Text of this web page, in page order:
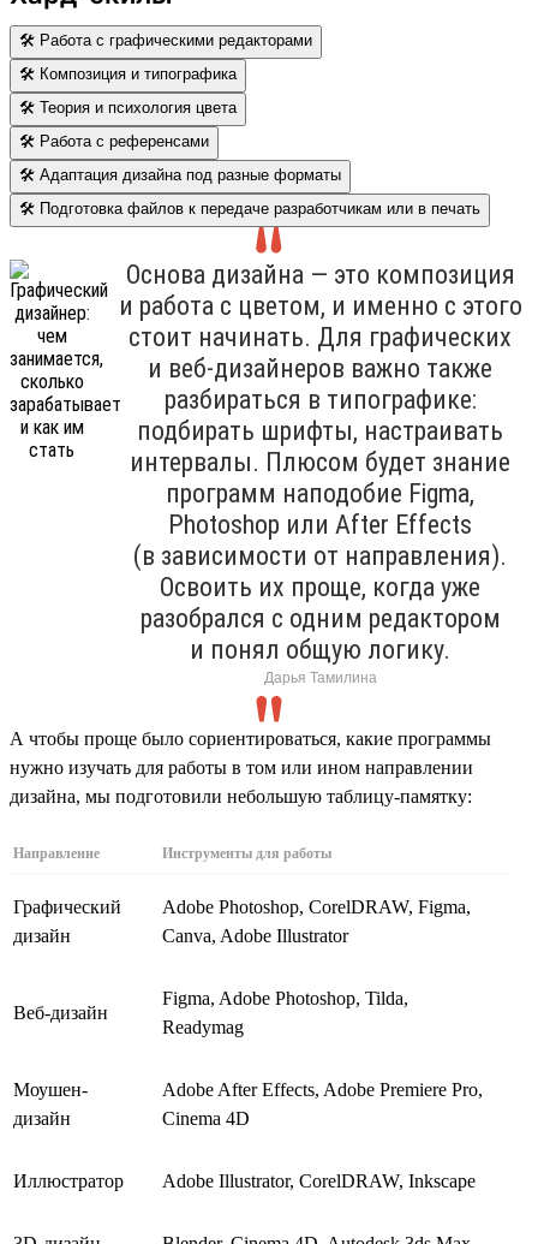
🛠 Работа с графическими редакторами
🛠 Композиция и типографика
🛠 Теория и психология цвета
🛠 Работа с референсами
🛠 Адаптация дизайна под разные форматы
🛠 Подготовка файлов к передаче разработчикам или в печать
Основа дизайна — это композиция
и работа с цветом, и именно с этого
стоит начинать. Для графических
и веб-дизайнеров важно также
разбираться в типографике:
подбирать шрифты, настраивать
интервалы. Плюсом будет знание
программ наподобие Figma,
Photoshop или After Effects
(в зависимости от направления).
Освоить их проще, когда уже
разобрался с одним редактором
и понял общую логику.
Дарья Тамилина
А чтобы проще было сориентироваться, какие программы
нужно изучать для работы в том или ином направлении
дизайна, мы подготовили небольшую таблицу-памятку:
Направление Инструменты для работы
Графический
дизайн
Adobe Photoshop, CorelDRAW, Figma,
Canva, Adobe Illustrator
Веб-дизайн
Figma, Adobe Photoshop, Tilda,
Readymag
Моушен-
дизайн
Adobe After Effects, Adobe Premiere Pro,
Cinema 4D
Иллюстратор Adobe Illustrator, CorelDRAW, Inkscape